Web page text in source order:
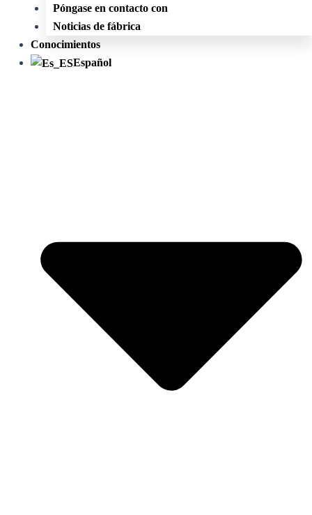
Póngase en contacto con
Noticias de fábrica
Conocimientos
Español